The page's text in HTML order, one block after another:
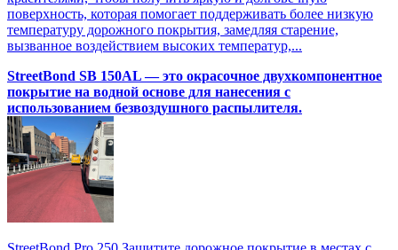
поверхность, которая помогает поддерживать более низкую
температуру дорожного покрытия, замедляя старение,
вызванное воздействием высоких температур,...
StreetBond SB 150AL — это окрасочное двухкомпонентное
покрытие на водной основе для нанесения с
использованием безвоздушного распылителя.